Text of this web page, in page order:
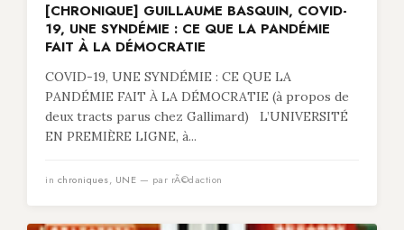
[CHRONIQUE] GUILLAUME BASQUIN, COVID-
19, UNE SYNDÉMIE : CE QUE LA PANDÉMIE
FAIT À LA DÉMOCRATIE
COVID-19, UNE SYNDÉMIE : CE QUE LA
PANDÉMIE FAIT À LA DÉMOCRATIE (à propos de
deux tracts parus chez Gallimard) L’UNIVERSITÉ
EN PREMIÈRE LIGNE, à...
in chroniques, UNE — par rÃ©daction